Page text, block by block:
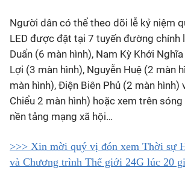
Người dân có thể theo dõi lễ kỷ niệm
LED được đặt tại 7 tuyến đường chính
Duẩn (6 màn hình), Nam Kỳ Khởi
Lợi (3 màn hình), Nguyễn Huệ (2 màn
màn hình), Điện Biên Phủ (2 màn hình)
Chiểu 2 màn hình) hoặc xem trên
nền tảng mạng xã hội…
>>> Xin mời quý vị đón xem Thời sự
và Chương trình Thế giới 24G lúc 20